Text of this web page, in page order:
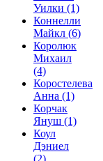
Уилки (1)
Коннелли
Майкл (6)
Королюк
Михаил
(4)
Коростелева
Анна (1)
Корчак
Януш (1)
Коул
Дэниел
(2)